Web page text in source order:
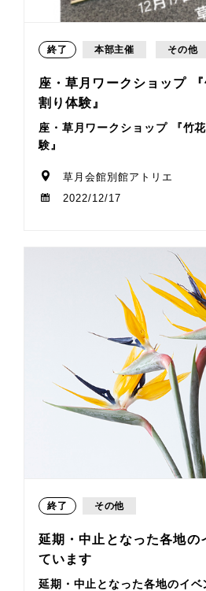
終了 本部主催 その他
座・草月ワークショップ
割り体験』
座・草月ワークショップ 『竹
験』
草月会館別館アトリエ
2022/12/17
終了 その他
延期・中止となった各地の
ています
延期・中止となった各地のイベ